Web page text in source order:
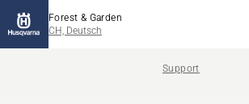
Forest & Garden
CH, Deutsch
Support